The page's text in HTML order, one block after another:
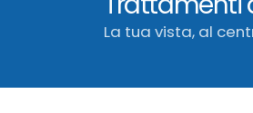
La tua vista, al